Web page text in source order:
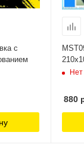
с
Нет
880